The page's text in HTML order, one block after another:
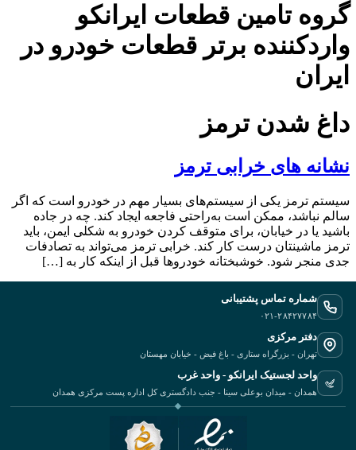
گروه تامین قطعات ایرانکو
واردکننده برتر قطعات خودرو در
ایران
داغ شدن ترمز
نشانه های خرابی ترمز
سیستم ترمز یکی از سیستم‌های بسیار مهم در خودرو است که اگر
سالم نباشد، ممکن است به‌راحتی فاجعه ایجاد کند. چه در جاده
باشید یا در خیابان، برای متوقف‌ کردن خودرو به‌ شکلی ایمن، باید
ترمز ماشینتان درست کار کند. خرابی ترمز می‌تواند به تصادفات
جدی منجر شود. خوشبختانه خودروها قبل از اینکه کار به […]
شماره تماس پشتیبانی
۰۲۱-۲۸۴۲۷۷۸۴
دفتر مرکزی
تهران - بزرگراه ستاری - باغ فیض - خیابان مهستان
واحد لجستیک ایرانکو - واحد غرب
همدان - میدان بوعلی سینا - جنب دادگستری کل اداره پست مرکزی همدان